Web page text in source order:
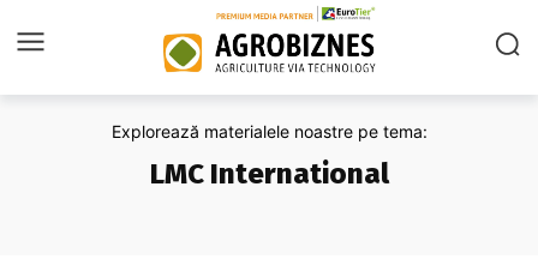
Explorează materialele noastre pe tema:
LMC International